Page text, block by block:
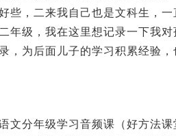
些，二来我自己也是文科生，
年级，我在这里想记录一下我
，为后面儿子的学习积累经验
文分年级学习音频课（好方法